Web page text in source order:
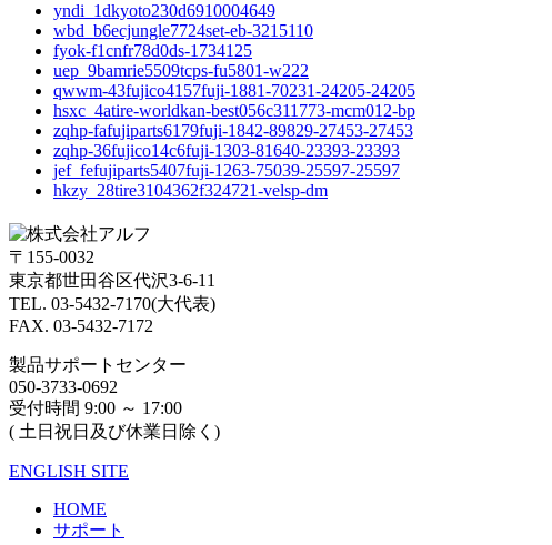
yndi_1dkyoto230d6910004649
wbd_b6ecjungle7724set-eb-3215110
fyok-f1cnfr78d0ds-1734125
uep_9bamrie5509tcps-fu5801-w222
qwwm-43fujico4157fuji-1881-70231-24205-24205
hsxc_4atire-worldkan-best056c311773-mcm012-bp
zqhp-fafujiparts6179fuji-1842-89829-27453-27453
zqhp-36fujico14c6fuji-1303-81640-23393-23393
jef_fefujiparts5407fuji-1263-75039-25597-25597
hkzy_28tire3104362f324721-velsp-dm
〒155-0032
東京都世田谷区代沢3-6-11
TEL. 03-5432-7170(大代表)
FAX. 03-5432-7172
製品サポートセンター
050-3733-0692
受付時間 9:00 ～ 17:00
( 土日祝日及び休業日除く)
ENGLISH SITE
HOME
サポート